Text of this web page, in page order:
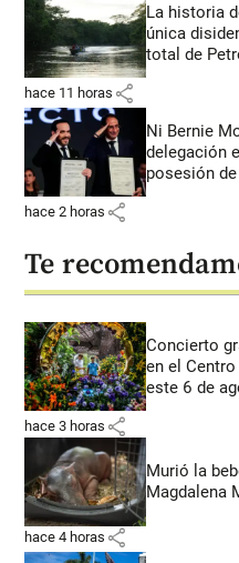
La historia
única
total de
hace 11 horas share
Ni Bernie
delegación
posesión
hace 2 horas share
Te
Concierto
en el
este 6 de
hace 3 horas share
Murió la
Magdalena
hace 4 horas share